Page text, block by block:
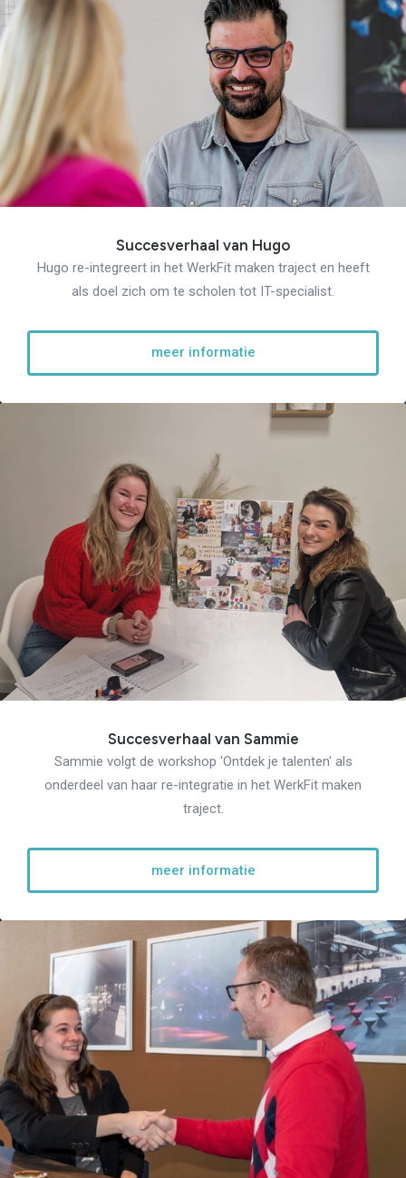
Vacatures
Laatste nieuws
Contact
Ons testcentrum
LeerWerkburo
Team
Locaties
Vacatures
Nieuws
Contact
Klanten aan het
woord
Klanten aan het woord
Werkgever aan het woord
Succesverhaal van Hugo
Hugo re-integreert in het WerkFit maken traject en heeft
als doel zich om te scholen tot IT-specialist.
meer informatie
Succesverhaal van Sammie
Sammie volgt de workshop 'Ontdek je talenten' als
onderdeel van haar re-integratie in het WerkFit maken
traject.
meer informatie